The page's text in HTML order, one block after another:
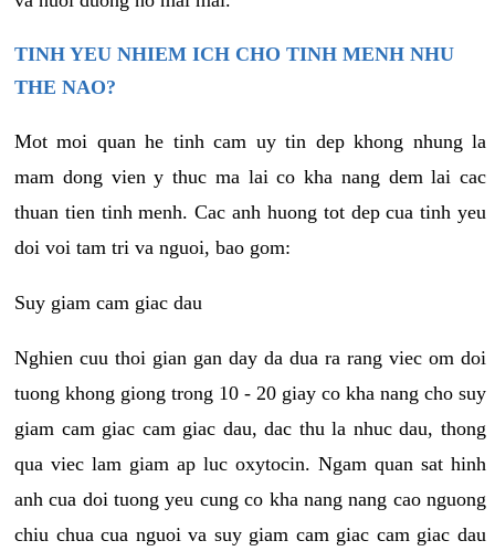
TINH YEU NHIEM ICH CHO TINH MENH NHU
THE NAO?
Mot moi quan he tinh cam uy tin dep khong nhung la
mam dong vien y thuc ma lai co kha nang dem lai cac
thuan tien tinh menh. Cac anh huong tot dep cua tinh yeu
doi voi tam tri va nguoi, bao gom:
Suy giam cam giac dau
Nghien cuu thoi gian gan day da dua ra rang viec om doi
tuong khong giong trong 10 - 20 giay co kha nang cho suy
giam cam giac cam giac dau, dac thu la nhuc dau, thong
qua viec lam giam ap luc oxytocin. Ngam quan sat hinh
anh cua doi tuong yeu cung co kha nang nang cao nguong
chiu chua cua nguoi va suy giam cam giac cam giac dau